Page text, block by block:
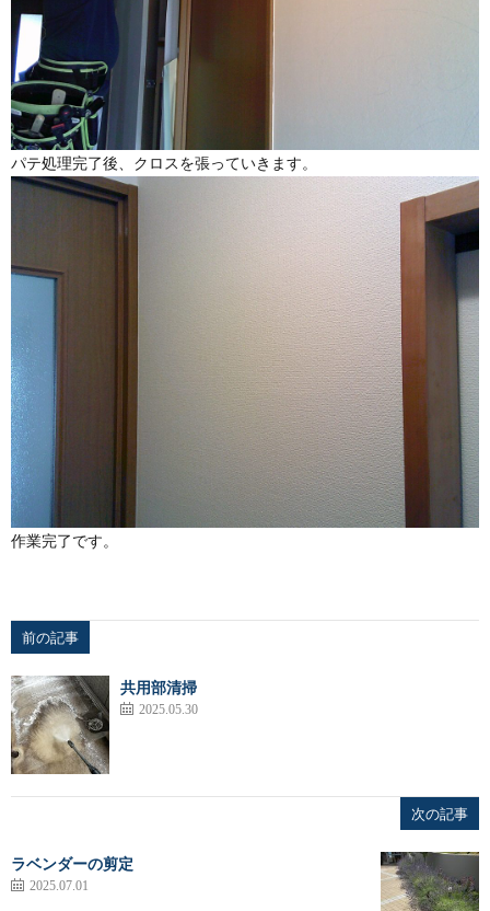
パテ処理完了後、クロスを張っていきます。
作業完了です。
前の記事
共用部清掃
2025.05.30
次の記事
ラベンダーの剪定
2025.07.01